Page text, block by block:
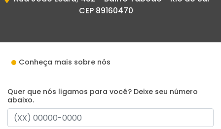
CEP 89160470
Conheça mais sobre nós
Quer que nós ligamos para você? Deixe seu número
abaixo.